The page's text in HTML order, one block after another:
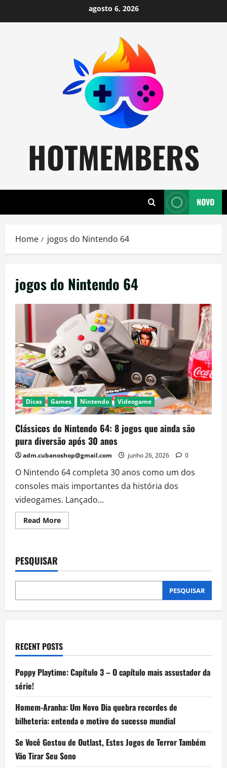
to
agosto 6, 2026
HOTMEMBERS
NOVO
Home jogos do Nintendo 64
jogos do Nintendo 64
Dicas Games Nintendo Videogame
Clássicos do Nintendo 64: 8 jogos que ainda são
pura diversão após 30 anos
adm.cubanoshop@gmail.com junho 26, 2026 0
O Nintendo 64 completa 30 anos como um dos
consoles mais importantes da história dos
videogames. Lançado...
Read MoreRead
more
8
que
são
diversão
PESQUISAR
PESQUISAR
RECENT POSTS
Poppy Playtime: Capítulo 3 – O capítulo mais assustador da
série!
Homem-Aranha: Um Novo Dia quebra recordes de
bilheteria: entenda o motivo do sucesso mundial
Se Você Gostou de Outlast, Estes Jogos de Terror Também
Vão Tirar Seu Sono